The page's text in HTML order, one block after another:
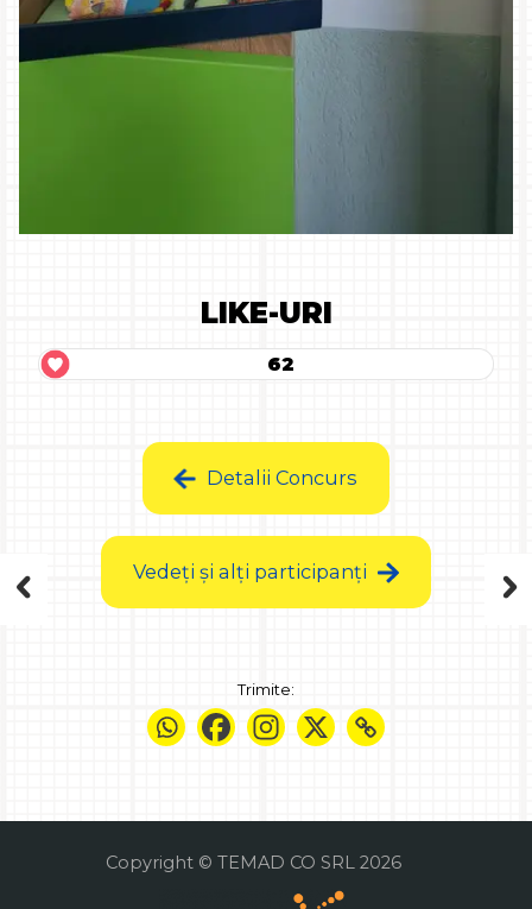
LIKE-URI
62
Detalii Concurs
Vedeți și alți participanți
Trimite:
Copyright © TEMAD CO SRL 2026